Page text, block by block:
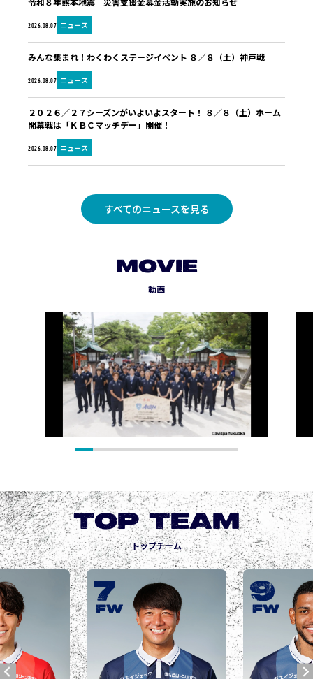
2026.08.07 ニュース
2026.08.07 ニュース
みんな集まれ！わくわくステージイベント ８／８（土）神戸戦
2026.08.07 ニュース
２０２６／２７シーズンがいよいよスタート！ ８／８（土）ホーム
開幕戦は「ＫＢＣマッチデー」開催！
すべてのニュースを見る
MOVIE
動画
TOP TEAM
トップチーム
9
FW
城後 寿
JOGO Hisashi
10
FW